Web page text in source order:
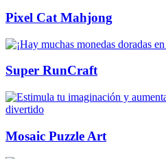
Pixel Cat Mahjong
Super RunCraft
Mosaic Puzzle Art